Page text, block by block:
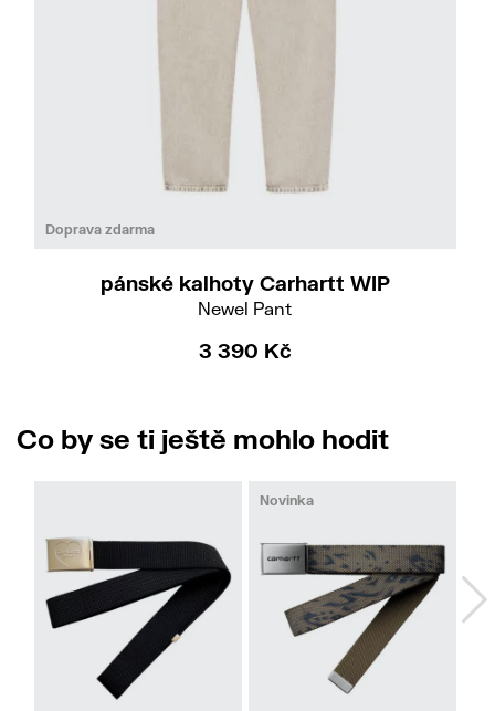
Doprava zdarma
pánské kalhoty Carhartt WIP
Newel Pant
3 390 Kč
Co by se ti ještě mohlo hodit
Novinka